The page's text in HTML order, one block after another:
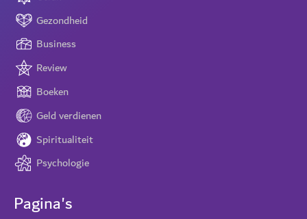
Gezondheid
Business
Review
Boeken
Geld verdienen
Spiritualiteit
Psychologie
Pagina's